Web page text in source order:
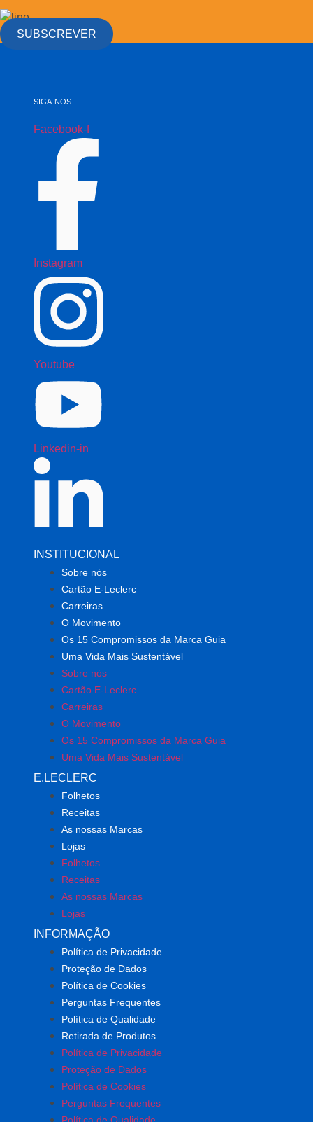
SUBSCREVER
SIGA-NOS
Facebook-f
Instagram
Youtube
Linkedin-in
INSTITUCIONAL
Sobre nós
Cartão E-Leclerc
Carreiras
O Movimento
Os 15 Compromissos da Marca Guia
Uma Vida Mais Sustentável
Sobre nós
Cartão E-Leclerc
Carreiras
O Movimento
Os 15 Compromissos da Marca Guia
Uma Vida Mais Sustentável
E.LECLERC
Folhetos
Receitas
As nossas Marcas
Lojas
Folhetos
Receitas
As nossas Marcas
Lojas
INFORMAÇÃO
Política de Privacidade
Proteção de Dados
Política de Cookies
Perguntas Frequentes
Política de Qualidade
Retirada de Produtos
Política de Privacidade
Proteção de Dados
Política de Cookies
Perguntas Frequentes